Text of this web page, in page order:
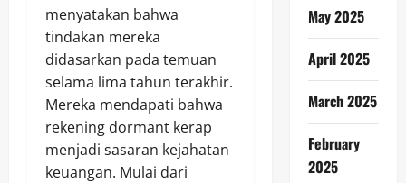
menyatakan bahwa
tindakan mereka
didasarkan pada temuan
selama lima tahun terakhir.
Mereka mendapati bahwa
rekening dormant kerap
menjadi sasaran kejahatan
keuangan. Mulai dari
May 2025
April 2025
March 2025
February
2025